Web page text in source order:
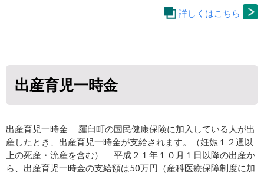
詳しくはこちら
出産育児一時金
出産育児一時金 羅臼町の国民健康保険に加入している人が出
産したとき、出産育児一時金が支給されます。（妊娠１２週以
上の死産・流産を含む） 平成２１年１０月１日以降の出産か
ら、出産育児一時金の支給額は50万円（産科医療保障制度に加